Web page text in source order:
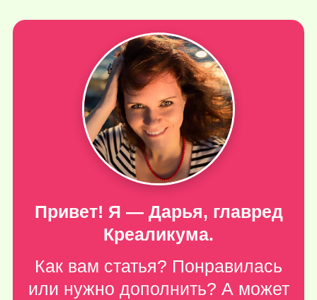
Привет! Я — Дарья, главред
Креаликума.
Как вам статья? Понравилась
или нужно дополнить? А может